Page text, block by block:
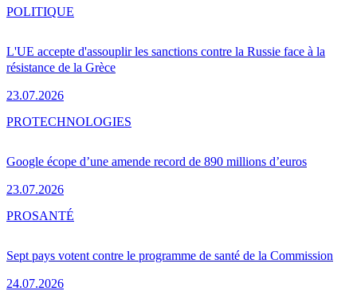
L'UE accepte d'assouplir les sanctions contre la Russie face à la
résistance de la Grèce
23.07.2026
POLITIQUE
Google écope d’une amende record de 890 millions d’euros
23.07.2026
PROTECHNOLOGIES
Sept pays votent contre le programme de santé de la Commission
24.07.2026
PROSANTÉ